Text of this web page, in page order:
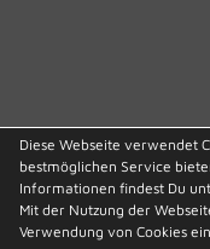
Diese Webseite verwendet
bestmöglichen Service
Informationen findest Du
Mit der Nutzung der
Verwendung von Cookies